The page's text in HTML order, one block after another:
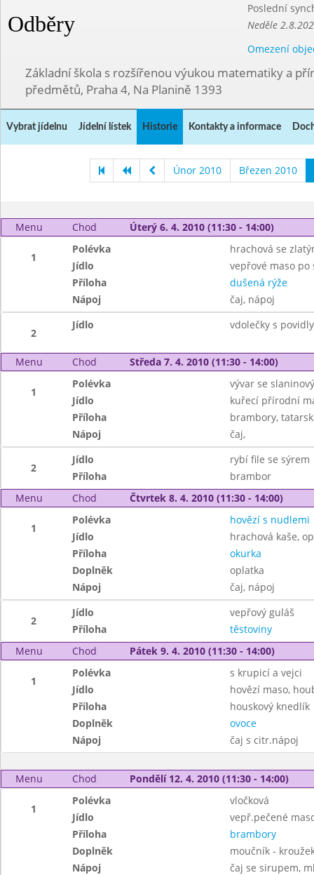
Odběry
Poslední
Neděle
Omezení
Základní škola s rozšířenou výukou matematiky a
předmětů, Praha 4, Na Planině 1393
Vybrat jídelnu Jídelní lístek Historie Kontakty a informace
Únor 2010 Březen 2010
Menu Chod Úterý 6. 4. 2010 (11:30 - 14:00)
1
Polévka
hrachová se
Jídlo
vepřové maso po
Příloha
dušená rýže
Nápoj
čaj, nápoj
2
Jídlo vdolečky s
Menu Chod Středa 7. 4. 2010 (11:30 - 14:00)
1
Polévka
vývar se
Jídlo
kuřecí přírodní
Příloha
brambory,
Nápoj
čaj,
2
Jídlo
rybí file se sýrem
Příloha
brambor
Menu
Chod Čtvrtek 8. 4. 2010 (11:30 - 14:00)
1
Polévka
hovězí s nudlemi
Jídlo
hrachová kaše,
Příloha
okurka
Doplněk
oplatka
Nápoj
čaj, nápoj
2
Jídlo
vepřový guláš
Příloha
těstoviny
Menu
Chod Pátek 9. 4. 2010 (11:30 - 14:00)
1
Polévka
s krupicí a vejci
Jídlo
hovězí maso,
Příloha
houskový knedlík
Doplněk
ovoce
Nápoj
čaj s citr.nápoj
Menu Chod Pondělí 12. 4. 2010 (11:30 - 14:00)
1
Polévka
vločková
Jídlo
vepř.pečené
Příloha
brambory
Doplněk
moučník -
Nápoj
čaj se sirupem,